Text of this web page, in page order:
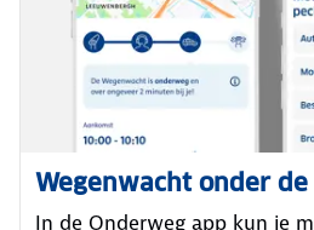
Wegenwacht onder
In de Onderweg app kun je